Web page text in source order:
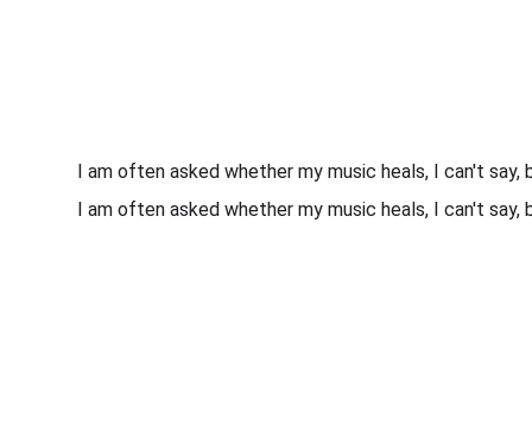
I am often asked whether my music heals, I can't
I am often asked whether my music heals, I can't